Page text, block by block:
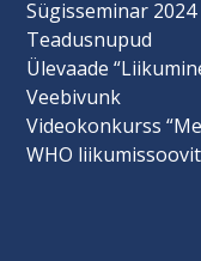
Sügisseminar 2024
Teadusnupud
Ülevaade
Veebivunk
Videokonkurss
WHO